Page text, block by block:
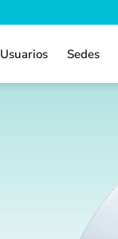
Usuarios Sedes